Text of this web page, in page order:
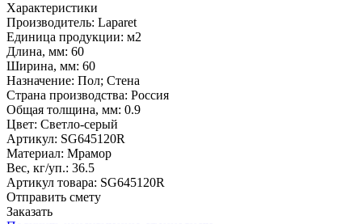
Характеристики
Производитель: Laparet
Единица продукции: м2
Длина, мм: 60
Ширина, мм: 60
Назначение: Пол; Стена
Страна производства: Россия
Общая толщина, мм: 0.9
Цвет: Светло-серый
Артикул: SG645120R
Материал: Мрамор
Вес, кг/уп.: 36.5
Артикул товара: SG645120R
Отправить смету
Заказать